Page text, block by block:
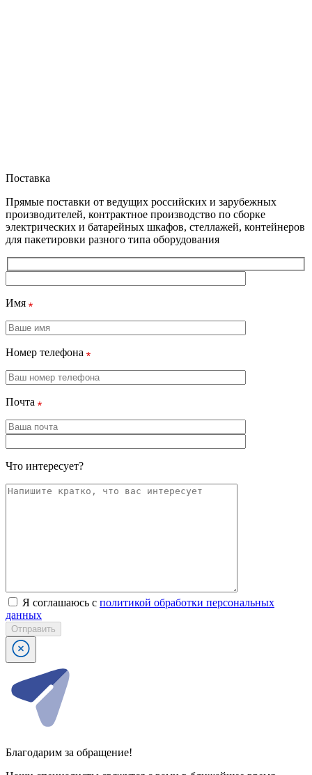
Поставка
Прямые поставки от ведущих российских и зарубежных
производителей, контрактное производство по сборке
электрических и батарейных шкафов, стеллажей, контейнеров
для пакетировки разного типа оборудования
Имя
Номер телефона
Почта
Что интересует?
Я соглашаюсь с политикой обработки персональных
данных
Отправить
Благодарим за обращение!